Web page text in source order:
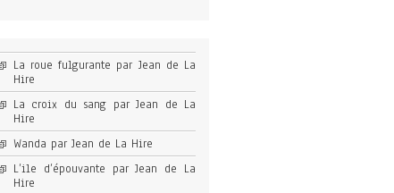
La roue fulgurante par Jean de La
Hire
La croix du sang par Jean de La
Hire
Wanda par Jean de La Hire
L’ile d’épouvante par Jean de La
Hire